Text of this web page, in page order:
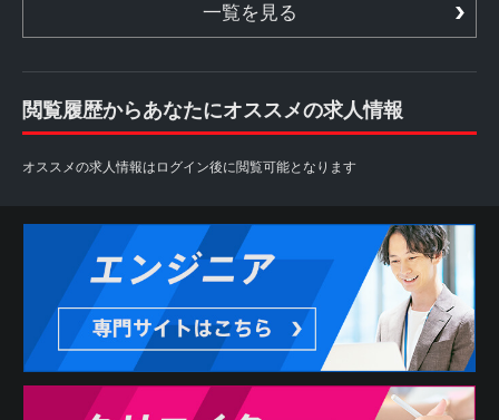
一覧を見る
閲覧履歴からあなたにオススメの求人情報
オススメの求人情報はログイン後に閲覧可能となります